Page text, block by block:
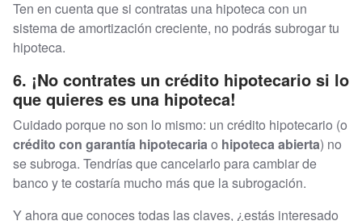
Ten en cuenta que si contratas una hipoteca con un
sistema de amortización creciente, no podrás subrogar tu
hipoteca.
6. ¡No contrates un crédito hipotecario si lo
que quieres es una hipoteca!
Cuidado porque no son lo mismo: un crédito hipotecario (o
crédito con garantía hipotecariao hipoteca abierta) no
se subroga. Tendrías que cancelarlo para cambiar de
banco y te costaría mucho más que la subrogación.
Y ahora que conoces todas las claves, ¿estás interesado